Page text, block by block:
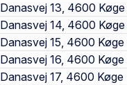
Danasvej 13, 4600 Køge
Danasvej 14, 4600 Køge
Danasvej 15, 4600 Køge
Danasvej 16, 4600 Køge
Danasvej 17, 4600 Køge